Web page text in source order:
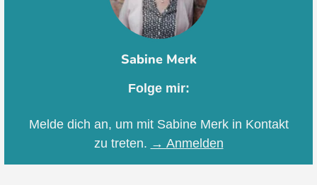
Sabine Merk
Folge mir:
Melde dich an, um mit Sabine Merk in Kontakt
zu treten. → Anmelden